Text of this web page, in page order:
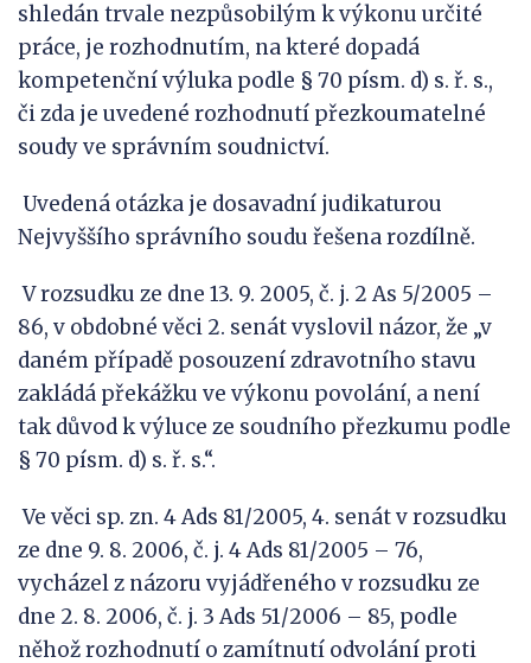
shledán trvale nezpůsobilým k výkonu určité
práce, je rozhodnutím, na které dopadá
kompetenční výluka podle § 70 písm. d) s. ř. s.,
či zda je uvedené rozhodnutí přezkoumatelné
soudy ve správním soudnictví.
Uvedená otázka je dosavadní judikaturou
Nejvyššího správního soudu řešena rozdílně.
V rozsudku ze dne 13. 9. 2005, č. j. 2 As 5/2005 –
86, v obdobné věci 2. senát vyslovil názor, že „v
daném případě posouzení zdravotního stavu
zakládá překážku ve výkonu povolání, a není
tak důvod k výluce ze soudního přezkumu podle
§ 70 písm. d) s. ř. s.“.
Ve věci sp. zn. 4 Ads 81/2005, 4. senát v rozsudku
ze dne 9. 8. 2006, č. j. 4 Ads 81/2005 – 76,
vycházel z názoru vyjádřeného v rozsudku ze
dne 2. 8. 2006, č. j. 3 Ads 51/2006 – 85, podle
něhož rozhodnutí o zamítnutí odvolání proti